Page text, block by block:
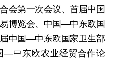
会第一次会议、首届中国
博览会、中国—中东欧国
中国—中东欧国家卫生部
—中东欧农业经贸合作论